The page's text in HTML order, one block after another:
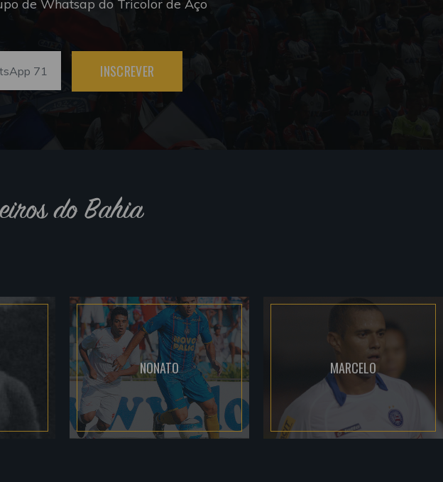
de Whatsap do Tricolor de Aço
INSCREVER
do Bahia
NONATO MARCELO